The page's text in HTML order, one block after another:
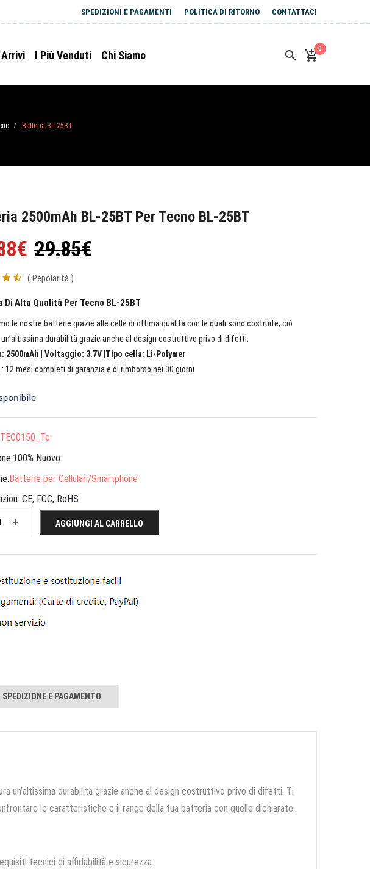
SPEDIZIONI E PAGAMENTI POLITICA DI RITORNO CONTATTACI
I Più Venduti Chi Siamo
0
/ Batteria BL-25BT
2500mAh BL-25BT Per Tecno BL-25BT
29.85€
( Pepolarità )
Di Alta Qualità Per Tecno BL-25BT
le nostre batterie grazie alle celle di ottima qualità con le quali sono costruite, ciò
durabilità grazie anche al design costruttivo privo di difetti.
2500mAh | Voltaggio: 3.7V |Tipo cella: Li-Polymer
: 12 mesi completi di garanzia e di rimborso nei 30 giorni
Nuovo
Batterie per Cellulari/Smartphone
CE, FCC, RoHS
+
AGGIUNGI AL CARRELLO
SPEDIZIONE E PAGAMENTO
un’altissima durabilità grazie anche al design costruttivo privo di difetti. Ti
le caratteristiche e il range della tua batteria con quelle dichiarate.
tecnici di affidabilità e sicurezza.